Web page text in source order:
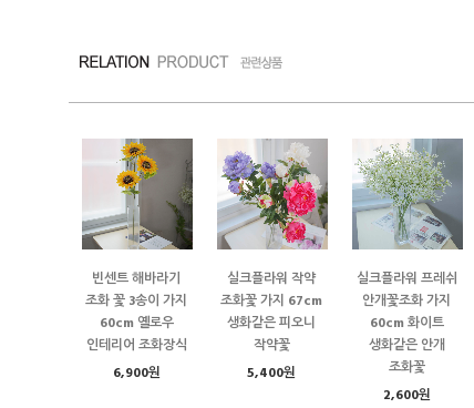
빈센트 해바라기
조화 꽃 3송이 가지
60cm 옐로우
인테리어 조화장식
6,900원
실크플라워 작약
조화꽃 가지 67cm
생화같은 피오니
작약꽃
5,400원
실크플라워 프레쉬
안개꽃조화 가지
60cm 화이트
생화같은 안개
조화꽃
2,600원